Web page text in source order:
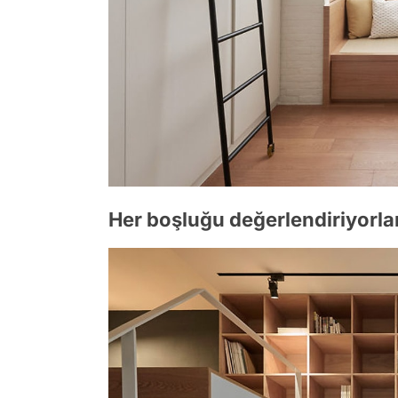
Her boşluğu